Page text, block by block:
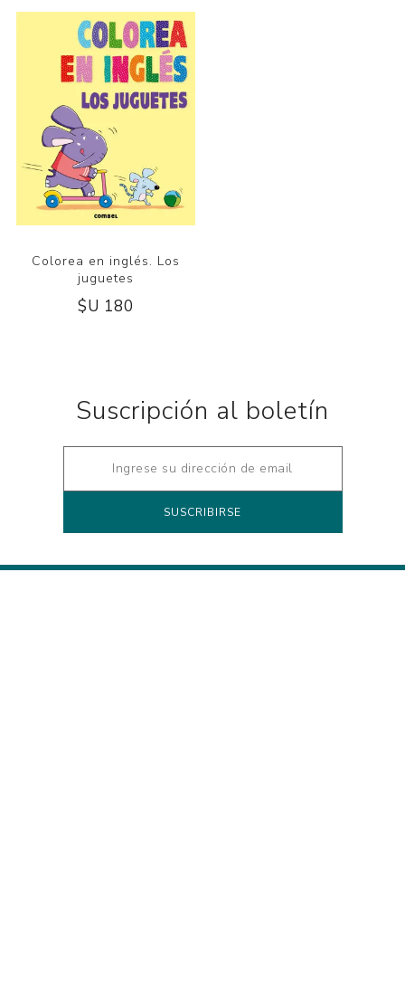
Colorea en inglés. Los
juguetes
$U 180
Suscripción al boletín